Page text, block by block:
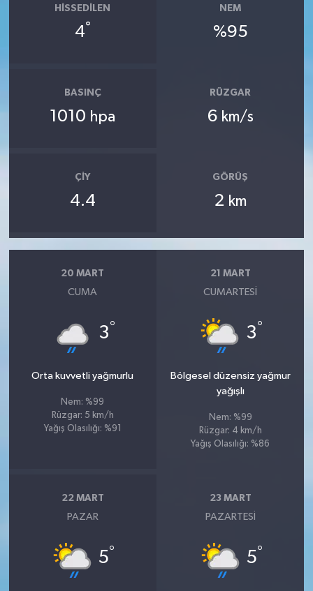
HISSEDILEN
4°
NEM
%95
BASINÇ
1010 hpa
RÜZGAR
6 km/s
ÇIY
4.4
GÖRÜŞ
2 km
20 MART
CUMA
3°
Orta kuvvetli yağmurlu
Nem: %99
Rüzgar: 5 km/h
Yağış Olasılığı: %91
21 MART
CUMARTESI
3°
Bölgesel düzensiz yağmur
yağışlı
Nem: %99
Rüzgar: 4 km/h
Yağış Olasılığı: %86
22 MART
PAZAR
5°
23 MART
PAZARTESI
5°